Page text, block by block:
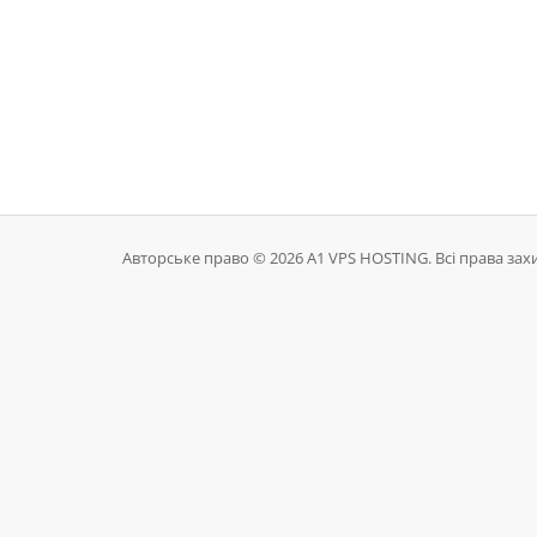
Авторське право © 2026 A1 VPS HOSTING. Всі права